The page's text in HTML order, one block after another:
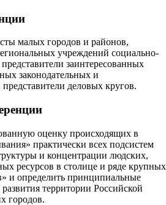
малых городов и районов,
учреждений социально-
заинтересованных
законодательных и
деловых кругов.
оценку происходящих в
практически всех подсистем
и концентрации людских,
ресурсов в столице и ряде крупных
и определить принципиальные
территории Российской
городов.